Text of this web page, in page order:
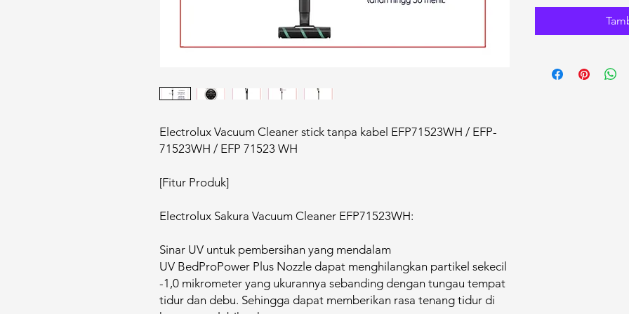
Electrolux Vacuum Cleaner stick tanpa kabel EFP71523WH / EFP-
71523WH / EFP 71523 WH
[Fitur Produk]
Electrolux Sakura Vacuum Cleaner EFP71523WH:
Sinar UV untuk pembersihan yang mendalam​
UV BedProPower Plus Nozzle dapat menghilangkan partikel sekecil
-1,0 mikrometer yang ukurannya sebanding dengan tungau tempat
tidur dan debu. Sehingga dapat memberikan rasa tenang tidur di